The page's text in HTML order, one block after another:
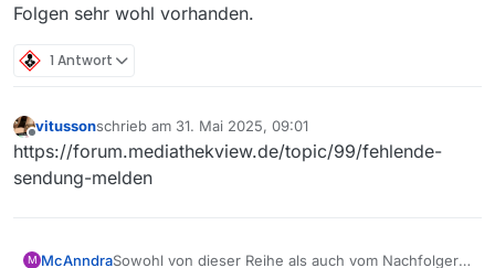
Folgen sehr wohl vorhanden.
1 Antwort
Offline
vitussonschrieb am 31. Mai 2025, 09:01
zuletzt editiert von
https://forum.mediathekview.de/topic/99/fehlende-
sendung-melden
M McAnndraSowohl von dieser Reihe als auch vom Nachfolger